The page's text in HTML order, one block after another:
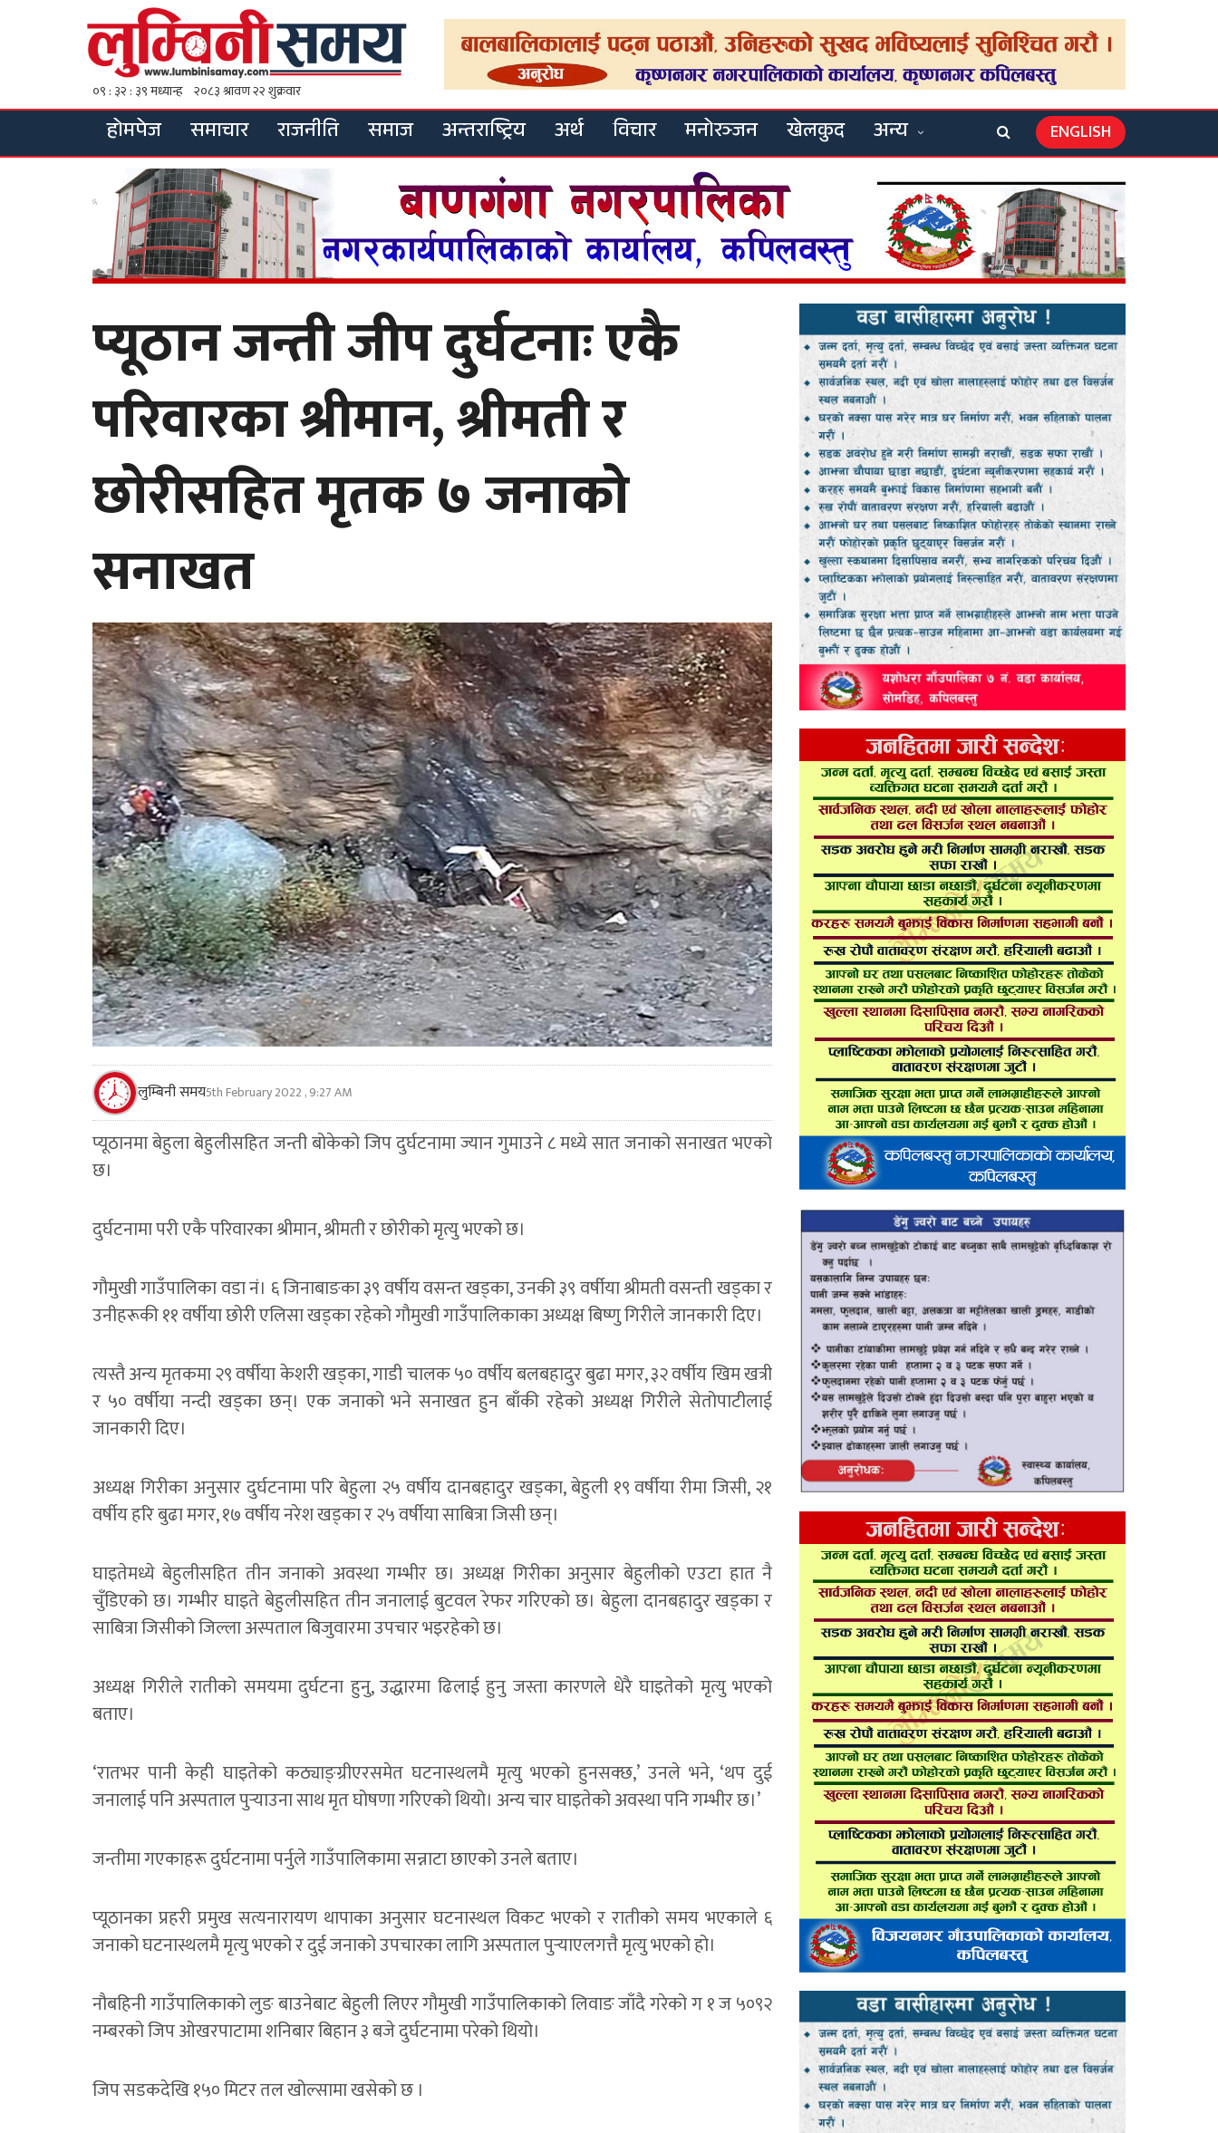
होमपेज समाचार राजनीति समाज अन्तराष्ट्रिय अर्थ विचार मनोरञ्जन खेलकुद अन्य ENGLISH
प्यूठान जन्ती जीप दुर्घटनाः एकै
परिवारका श्रीमान, श्रीमती र
छोरीसहित मृतक ७ जनाको
सनाखत
लुम्बिनी समय5th February 2022 , 9:27 AM
प्यूठानमा बेहुला बेहुलीसहित जन्ती बोकेको जिप दुर्घटनामा ज्यान गुमाउने ८ मध्ये सात जनाको सनाखत भएको
छ।
दुर्घटनामा परी एकै परिवारका श्रीमान, श्रीमती र छोरीको मृत्यु भएको छ।
गौमुखी गाउँपालिका वडा नं। ६ जिनाबाङका ३९ वर्षीय वसन्त खड्का, उनकी ३९ वर्षीया श्रीमती वसन्ती खड्का र
उनीहरूकी ११ वर्षीया छोरी एलिसा खड्का रहेको गौमुखी गाउँपालिकाका अध्यक्ष बिष्णु गिरीले जानकारी दिए।
त्यस्तै अन्य मृतकमा २९ वर्षीया केशरी खड्का, गाडी चालक ५० वर्षीय बलबहादुर बुढा मगर, ३२ वर्षीय खिम खत्री
र ५० वर्षीया नन्दी खड्का छन्। एक जनाको भने सनाखत हुन बाँकी रहेको अध्यक्ष गिरीले सेतोपाटीलाई
जानकारी दिए।
अध्यक्ष गिरीका अनुसार दुर्घटनामा परि बेहुला २५ वर्षीय दानबहादुर खड्का, बेहुली १९ वर्षीया रीमा जिसी, २१
वर्षीय हरि बुढा मगर, १७ वर्षीय नरेश खड्का र २५ वर्षीया साबित्रा जिसी छन्।
घाइतेमध्ये बेहुलीसहित तीन जनाको अवस्था गम्भीर छ। अध्यक्ष गिरीका अनुसार बेहुलीको एउटा हात नै
चुँडिएको छ। गम्भीर घाइते बेहुलीसहित तीन जनालाई बुटवल रेफर गरिएको छ। बेहुला दानबहादुर खड्का र
साबित्रा जिसीको जिल्ला अस्पताल बिजुवारमा उपचार भइरहेको छ।
अध्यक्ष गिरीले रातीको समयमा दुर्घटना हुनु, उद्धारमा ढिलाई हुनु जस्ता कारणले धेरै घाइतेको मृत्यु भएको
बताए।
‘रातभर पानी केही घाइतेको कठ्याङ्ग्रीएरसमेत घटनास्थलमै मृत्यु भएको हुनसक्छ,’ उनले भने, ‘थप दुई
जनालाई पनि अस्पताल पुर्‍याउना साथ मृत घोषणा गरिएको थियो। अन्य चार घाइतेको अवस्था पनि गम्भीर छ।’
जन्तीमा गएकाहरू दुर्घटनामा पर्नुले गाउँपालिकामा सन्नाटा छाएको उनले बताए।
प्यूठानका प्रहरी प्रमुख सत्यनारायण थापाका अनुसार घटनास्थल विकट भएको र रातीको समय भएकाले ६
जनाको घटनास्थलमै मृत्यु भएको र दुई जनाको उपचारका लागि अस्पताल पुर्‍याएलगत्तै मृत्यु भएको हो।
नौबहिनी गाउँपालिकाको लुङ बाउनेबाट बेहुली लिएर गौमुखी गाउँपालिकाको लिवाङ जाँदै गरेको ग १ ज ५०९२
नम्बरको जिप ओखरपाटामा शनिबार बिहान ३ बजे दुर्घटनामा परेको थियो।
जिप सडकदेखि १५० मिटर तल खोल्सामा खसेको छ ।